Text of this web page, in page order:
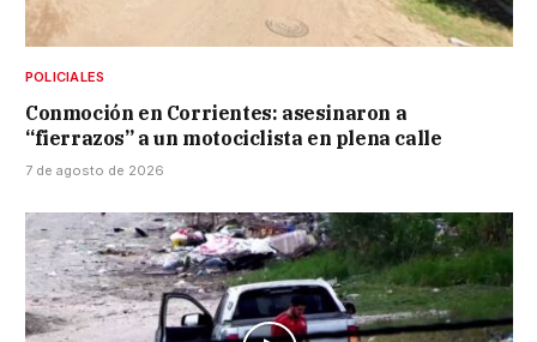
POLICIALES
Conmoción en Corrientes: asesinaron a
“fierrazos” a un motociclista en plena calle
7 de agosto de 2026